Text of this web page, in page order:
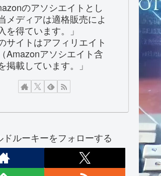
のアソシエイトとし
メディアは適格販売によ
を得ています。」
サイトはアフィリエイト
Amazonアソシエイト含
掲載しています。」
ドルーキーをフォローする